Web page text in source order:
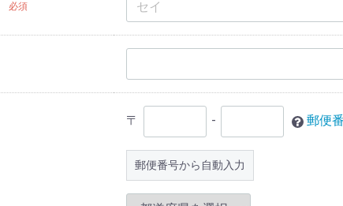
必須
〒 - 郵便
郵便番号から自動入力